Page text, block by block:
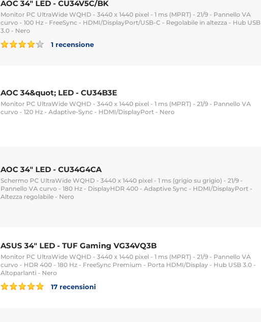
AOC 34" LED - CU34V5C/BK
Monitor PC UltraWide WQHD - 3440 x 1440 pixel - 1 ms (MPRT) - 21/9 - Pannello VA
curvo - 100 Hz - FreeSync - HDMI/DisplayPort/USB-C - Regolabile in altezza - Hub USB
3.0 - Nero
1 recensione
AOC 34&quot; LED - CU34B3E
Monitor PC UltraWide WQHD - 3440 x 1440 pixel - 1 ms (MPRT) - 21/9 - Pannello VA
curvo - 120 Hz - Adaptive-Sync - HDMI/DisplayPort - Nero
AOC 34" LED - CU34G4CA
Schermo PC UltraWide WQHD - 3440 x 1440 pixel - 1 ms (grigio su grigio) - 21/9 -
Pannello VA curvo - 180 Hz - DisplayHDR 400 - Adaptive Sync - HDMI/DisplayPort -
Altezza regolabile - Nero
ASUS 34" LED - TUF Gaming VG34VQ3B
Monitor PC UltraWide WQHD - 3440 x 1440 pixel - 1 ms (MPRT) - 21/9 - Pannello VA
curvo - HDR 400 - 180 Hz - FreeSync Premium - Porta HDMI/Display - Hub USB 3.0 -
Altoparlanti - Nero
17 recensioni